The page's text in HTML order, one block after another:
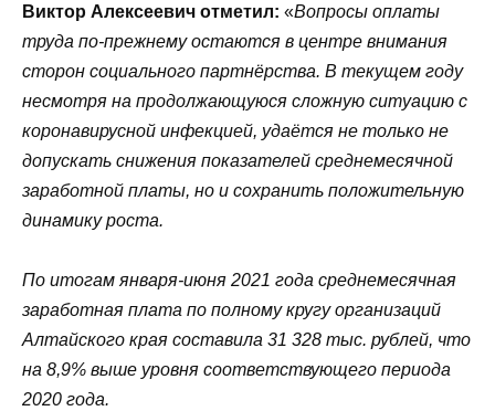
Виктор Алексеевич отметил: «Вопросы оплаты
труда по-прежнему остаются в центре внимания
сторон социального партнёрства. В текущем году
несмотря на продолжающуюся сложную ситуацию с
коронавирусной инфекцией, удаётся не только не
допускать снижения показателей среднемесячной
заработной платы, но и сохранить положительную
динамику роста.
По итогам января-июня 2021 года среднемесячная
заработная плата по полному кругу организаций
Алтайского края составила 31 328 тыс. рублей, что
на 8,9% выше уровня соответствующего периода
2020 года.